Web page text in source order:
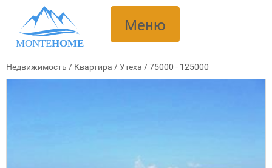
MONTEHOME
Меню
Недвижимость / Квартира /Утеха /75000 - 125000